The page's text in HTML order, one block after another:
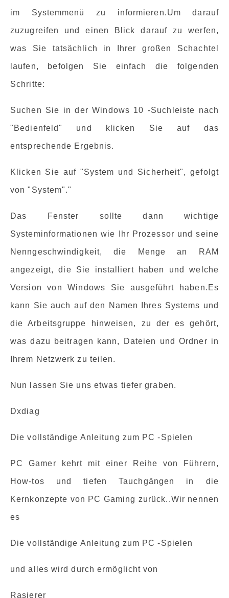
im Systemmenü zu informieren.Um darauf
zuzugreifen und einen Blick darauf zu werfen,
was Sie tatsächlich in Ihrer großen Schachtel
laufen, befolgen Sie einfach die folgenden
Schritte:
Suchen Sie in der Windows 10 -Suchleiste nach
"Bedienfeld" und klicken Sie auf das
entsprechende Ergebnis.
Klicken Sie auf "System und Sicherheit", gefolgt
von "System"."
Das Fenster sollte dann wichtige
Systeminformationen wie Ihr Prozessor und seine
Nenngeschwindigkeit, die Menge an RAM
angezeigt, die Sie installiert haben und welche
Version von Windows Sie ausgeführt haben.Es
kann Sie auch auf den Namen Ihres Systems und
die Arbeitsgruppe hinweisen, zu der es gehört,
was dazu beitragen kann, Dateien und Ordner in
Ihrem Netzwerk zu teilen.
Nun lassen Sie uns etwas tiefer graben.
Dxdiag
Die vollständige Anleitung zum PC -Spielen
PC Gamer kehrt mit einer Reihe von Führern,
How-tos und tiefen Tauchgängen in die
Kernkonzepte von PC Gaming zurück..Wir nennen
es
Die vollständige Anleitung zum PC -Spielen
und alles wird durch ermöglicht von
Rasierer